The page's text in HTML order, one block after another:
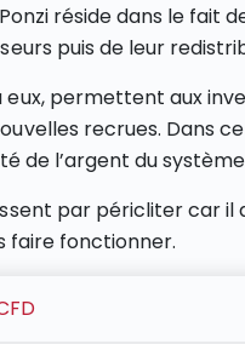
réside dans le fait
puis de leur
eux, permettent aux
recrues. Dans
de l’argent du
par péricliter car il
faire fonctionner.